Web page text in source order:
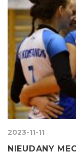
2023-11-11
NIEUDANY